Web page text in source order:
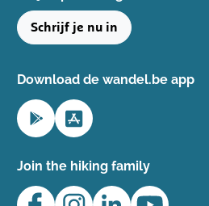
Schrijf je nu in
Download de wandel.be app
Join the hiking family